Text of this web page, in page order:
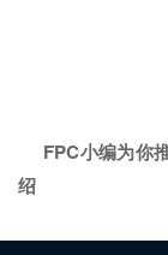
FPC小编为你
绍